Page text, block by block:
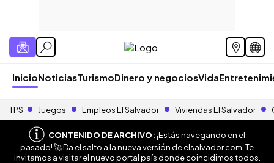
InicioNoticiasTurismoDinero y negociosVida
TPS Juegos Empleos El Salvador Viviendas El Salvador
CONTENIDO DE ARCHIVO:¡Estás navegando en el
pasado! 🚀 Da el salto a la nueva versión deelsalvador.com . Te
invitamos a visitar el nuevo portal país donde coincidimos todos.